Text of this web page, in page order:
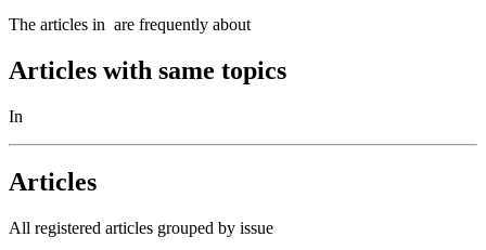
The articles in are frequently about
Articles with same topics
In
Articles
All registered articles grouped by issue